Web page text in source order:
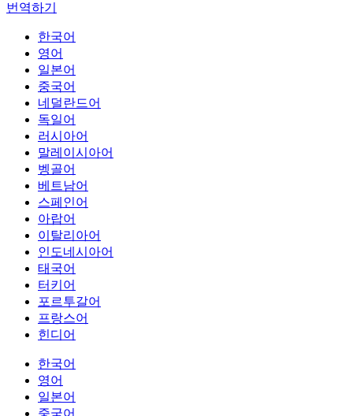
번역하기
한국어
영어
일본어
중국어
네덜란드어
독일어
러시아어
말레이시아어
벵골어
베트남어
스페인어
아랍어
이탈리아어
인도네시아어
태국어
터키어
포르투갈어
프랑스어
힌디어
한국어
영어
일본어
중국어